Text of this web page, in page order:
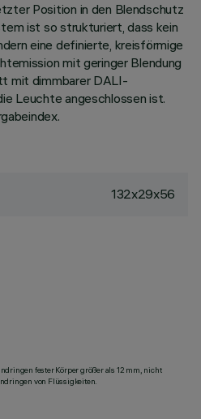
Position in den Blendschutz
ist so strukturiert, dass kein
eine definierte, kreisförmige
mit geringer Blendung
mit dimmbarer DALI-
Leuchte angeschlossen ist.
132x29x56
fester Körper größer als 12 mm, nicht
von Flüssigkeiten.